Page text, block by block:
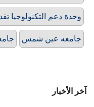
وحدة دعم التكنولوجيا
جامعه عين شمس
آخر الأخبار